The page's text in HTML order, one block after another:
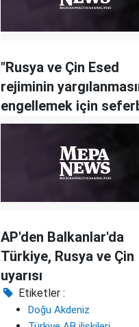
"Rusya ve Çin Esed
rejiminin
engellemek için
oldu"
AP'den Balkanlar'da
Türkiye, Rusya ve Çin
uyarısı
Etiketler :
Doğu Akdeniz